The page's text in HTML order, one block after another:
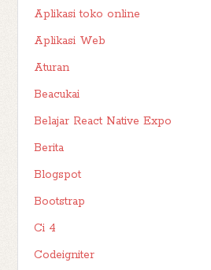
Aplikasi toko online
Aplikasi Web
Aturan
Beacukai
Belajar React Native Expo
Berita
Blogspot
Bootstrap
Ci 4
Codeigniter